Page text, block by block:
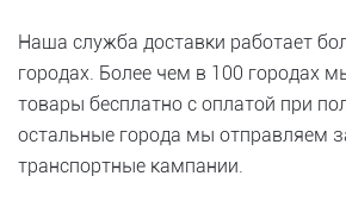
Наша служба доставки работает
городах. Более чем в 100 городах
товары бесплатно с оплатой при
остальные города мы отправляем
транспортные кампании.